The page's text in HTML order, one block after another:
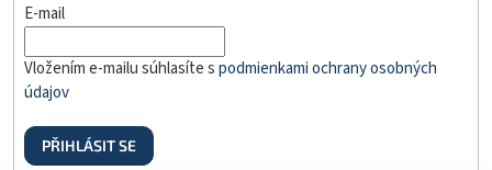
E-mail
Vložením e-mailu súhlasíte spodmienkami ochrany osobných
údajov
PŘIHLÁSIT SE